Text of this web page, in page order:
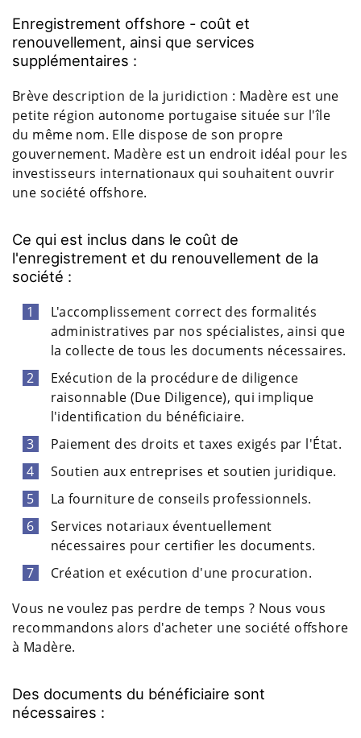
Enregistrement offshore - coût et
renouvellement, ainsi que services
supplémentaires :
Brève description de la juridiction : Madère est une
petite région autonome portugaise située sur l'île
du même nom. Elle dispose de son propre
gouvernement. Madère est un endroit idéal pour les
investisseurs internationaux qui souhaitent ouvrir
une société offshore.
Ce qui est inclus dans le coût de
l'enregistrement et du renouvellement de la
société :
L'accomplissement correct des formalités
administratives par nos spécialistes, ainsi que
la collecte de tous les documents nécessaires.
Exécution de la procédure de diligence
raisonnable (Due Diligence), qui implique
l'identification du bénéficiaire.
Paiement des droits et taxes exigés par l'État.
Soutien aux entreprises et soutien juridique.
La fourniture de conseils professionnels.
Services notariaux éventuellement
nécessaires pour certifier les documents.
Création et exécution d'une procuration.
Vous ne voulez pas perdre de temps ? Nous vous
recommandons alors d'acheter une société offshore
à Madère.
Des documents du bénéficiaire sont
nécessaires :